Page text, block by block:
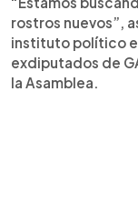
rostros nuevos”,
instituto político
exdiputados de
la Asamblea.